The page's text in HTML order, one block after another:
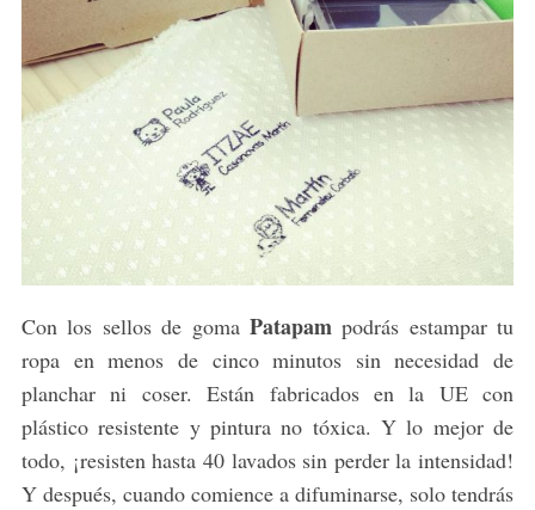
Con los sellos de goma Patapam podrás estampar tu
ropa en menos de cinco minutos sin necesidad de
planchar ni coser. Están fabricados en la UE con
plástico resistente y pintura no tóxica. Y lo mejor de
todo, ¡resisten hasta 40 lavados sin perder la intensidad!
Y después, cuando comience a difuminarse, solo tendrás